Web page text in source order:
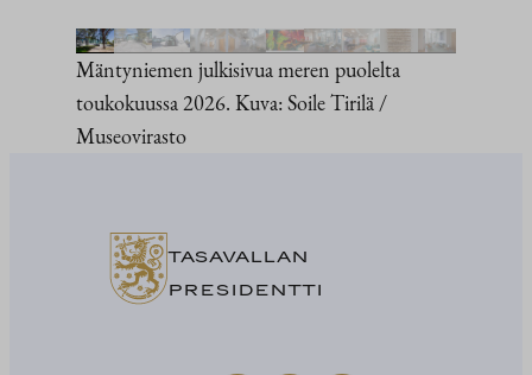
Mäntyniemen julkisivua meren puolelta
toukokuussa 2026. Kuva: Soile Tirilä /
Museovirasto
TASAVALLAN
PRESIDENTTI